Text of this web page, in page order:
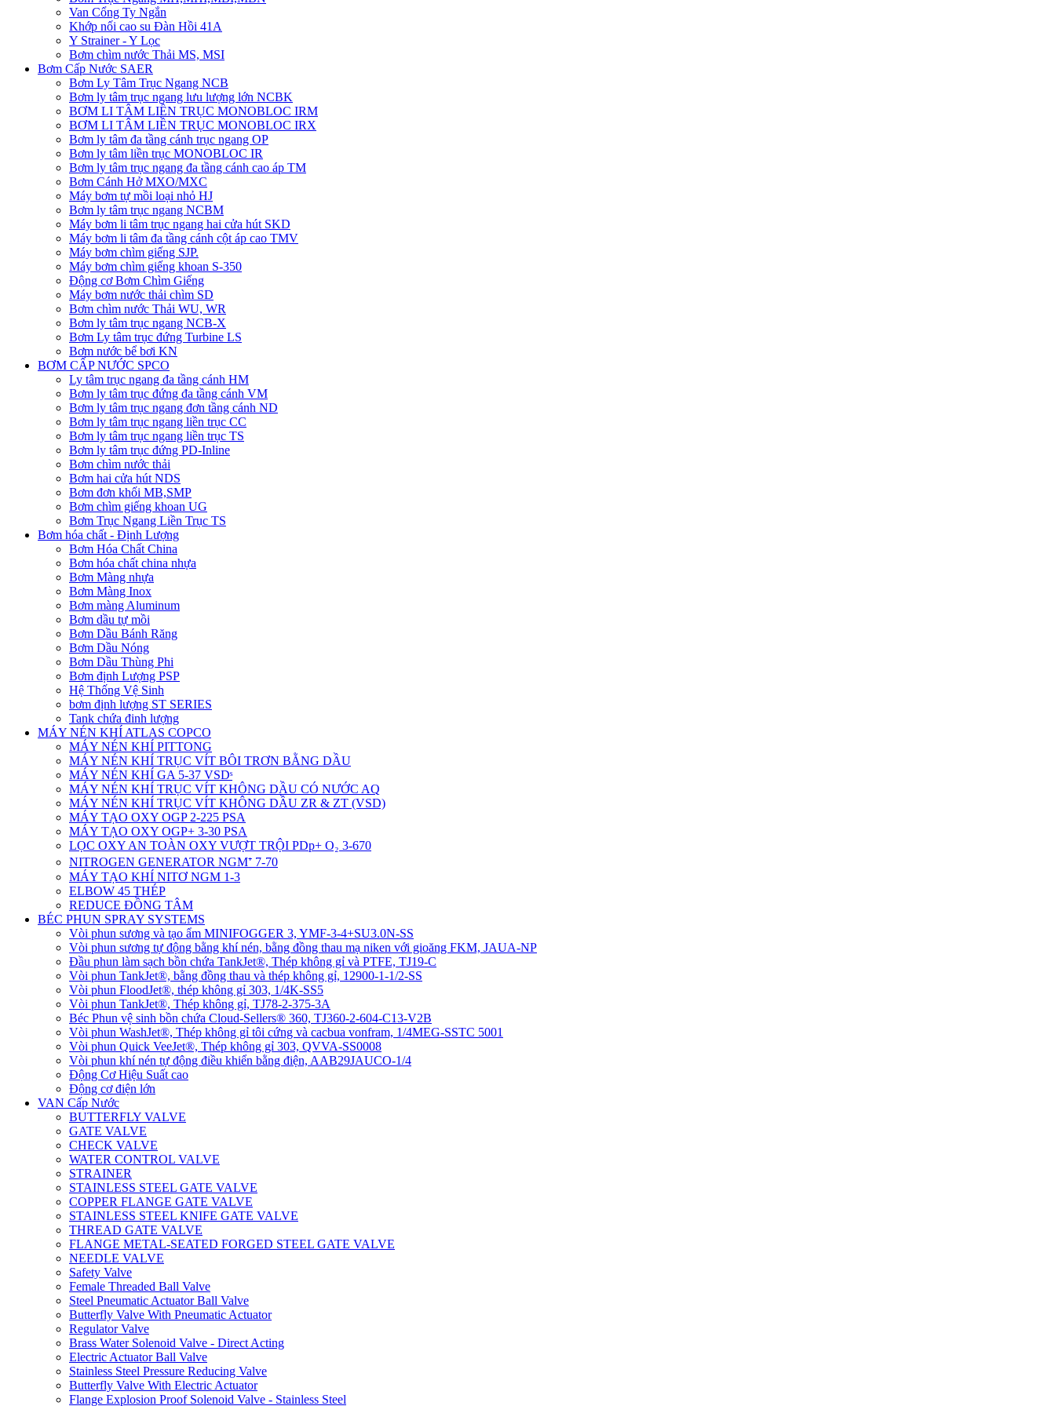
Van Cổng Ty Ngắn
Khớp nối cao su Đàn Hồi 41A
Y Strainer - Y Lọc
Bơm chìm nước Thải MS, MSI
Bơm Cấp Nước SAER
Bơm Ly Tâm Trục Ngang NCB
Bơm ly tâm trục ngang lưu lượng lớn NCBK
BƠM LI TÂM LIỀN TRỤC MONOBLOC IRM
BƠM LI TÂM LIỀN TRỤC MONOBLOC IRX
Bơm ly tâm đa tầng cánh trục ngang OP
Bơm ly tâm liền trục MONOBLOC IR
Bơm ly tâm trục ngang đa tầng cánh cao áp TM
Bơm Cánh Hở MXO/MXC
Máy bơm tự mồi loại nhỏ HJ
Bơm ly tâm trục ngang NCBM
Máy bơm li tâm trục ngang hai cửa hút SKD
​Máy bơm li tâm đa tầng cánh cột áp cao TMV
Máy bơm chìm giếng SJP.
Máy bơm chìm giếng khoan S-350
Động cơ Bơm Chìm Giếng
​Máy bơm nước thải chìm SD
Bơm chìm nước Thải WU, WR
Bơm ly tâm trục ngang NCB-X
Bơm Ly tâm trục đứng Turbine LS
Bơm nước bể bơi KN
BƠM CẤP NƯỚC SPCO
Ly tâm trục ngang đa tầng cánh HM
Bơm ly tâm trục đứng đa tầng cánh VM
Bơm ly tâm trục ngang đơn tầng cánh ND
Bơm ly tâm trục ngang liền trục CC
Bơm ly tâm trục ngang liền trục TS
Bơm ly tâm trục đứng PD-Inline
Bơm chìm nước thải
Bơm hai cửa hút NDS
Bơm đơn khối MB,SMP
Bơm chìm giếng khoan UG
Bơm Trục Ngang Liền Trục TS
Bơm hóa chất - Định Lượng
Bơm Hóa Chất China
Bơm hóa chất china nhựa
Bơm Màng nhựa
Bơm Màng Inox
Bơm màng Aluminum
Bơm dầu tự mồi
Bơm Dầu Bánh Răng
Bơm Dầu Nóng
Bơm Dầu Thùng Phi
Bơm định Lượng PSP
Hệ Thống Vệ Sinh
bơm định lượng ST SERIES
Tank chứa đinh lượng
MÁY NÉN KHÍ ATLAS COPCO
MÁY NÉN KHÍ PITTONG
MÁY NÉN KHÍ TRỤC VÍT BÔI TRƠN BẰNG DẦU
MÁY NÉN KHÍ GA 5-37 VSDˢ
MÁY NÉN KHÍ TRỤC VÍT KHÔNG DẦU CÓ NƯỚC AQ
MÁY NÉN KHÍ TRỤC VÍT KHÔNG DẦU ZR & ZT (VSD)
MÁY TẠO OXY OGP 2-225 PSA
MÁY TẠO OXY OGP+ 3-30 PSA
LỌC OXY AN TOÀN OXY VƯỢT TRỘI PDp+ O₂ 3-670
NITROGEN GENERATOR NGM⁺ 7-70
MÁY TẠO KHÍ NITƠ NGM 1-3
ELBOW 45 THÉP
REDUCE ĐỒNG TÂM
BÉC PHUN SPRAY SYSTEMS
Vòi phun sương và tạo ẩm MINIFOGGER 3, YMF-3-4+SU3.0N-SS
Vòi phun sương tự động bằng khí nén, bằng đồng thau mạ niken với gioăng FKM, JAUA-NP
Đầu phun làm sạch bồn chứa TankJet®, Thép không gỉ và PTFE, TJ19-C
Vòi phun TankJet®, bằng đồng thau và thép không gỉ, 12900-1-1/2-SS
Vòi phun FloodJet®, thép không gỉ 303, 1/4K-SS5
Vòi phun TankJet®, Thép không gỉ, TJ78-2-375-3A
Béc Phun vệ sinh bồn chứa Cloud-Sellers® 360, TJ360-2-604-C13-V2B
Vòi phun WashJet®, Thép không gỉ tôi cứng và cacbua vonfram, 1/4MEG-SSTC 5001
Vòi phun Quick VeeJet®, Thép không gỉ 303, QVVA-SS0008
Vòi phun khí nén tự động điều khiển bằng điện, AAB29JAUCO-1/4
Động Cơ Hiệu Suất cao
Động cơ điện lớn
VAN Cấp Nước
BUTTERFLY VALVE
GATE VALVE
CHECK VALVE
WATER CONTROL VALVE
STRAINER
STAINLESS STEEL GATE VALVE
COPPER FLANGE GATE VALVE
STAINLESS STEEL KNIFE GATE VALVE
THREAD GATE VALVE
FLANGE METAL-SEATED FORGED STEEL GATE VALVE
NEEDLE VALVE
Safety Valve
Female Threaded Ball Valve
Steel Pneumatic Actuator Ball Valve
Butterfly Valve With Pneumatic Actuator
Regulator Valve
Brass Water Solenoid Valve - Direct Acting
Electric Actuator Ball Valve
Stainless Steel Pressure Reducing Valve
Butterfly Valve With Electric Actuator
Flange Explosion Proof Solenoid Valve - Stainless Steel